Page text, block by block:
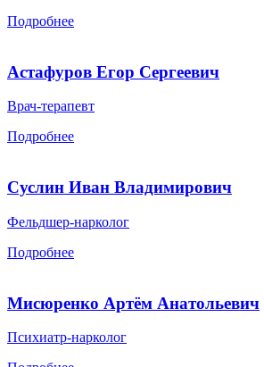
Подробнее
Астафуров Егор Сергеевич
Врач-терапевт
Подробнее
Суслин Иван Владимирович
Фельдшер-нарколог
Подробнее
Мисюренко Артём Анатольевич
Психиатр-нарколог